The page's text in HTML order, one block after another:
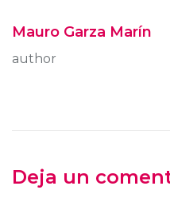
Mauro Garza Marín
author
Deja un